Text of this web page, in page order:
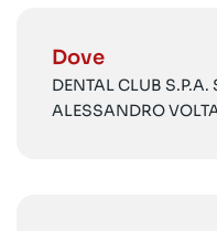
Dove
DENTAL CLUB S.P.A.
ALESSANDRO